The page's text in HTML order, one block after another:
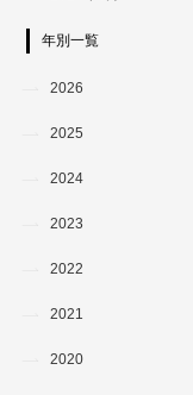
年別一覧
2026
2025
2024
2023
2022
2021
2020